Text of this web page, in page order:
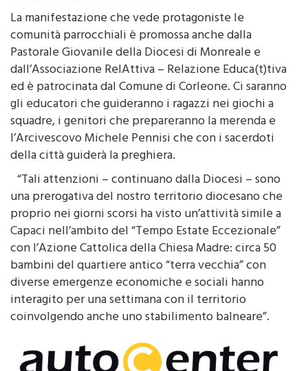
territorio: “insieme si può!”.
La manifestazione che vede protagoniste le
comunità parrocchiali è promossa anche dalla
Pastorale Giovanile della Diocesi di Monreale e
dall’Associazione RelAttiva – Relazione Educa(t)tiva
ed è patrocinata dal Comune di Corleone. Ci saranno
gli educatori che guideranno i ragazzi nei giochi a
squadre, i genitori che prepareranno la merenda e
l’Arcivescovo Michele Pennisi che con i sacerdoti
della città guiderà la preghiera.
“Tali attenzioni – continuano dalla Diocesi – sono
una prerogativa del nostro territorio diocesano che
proprio nei giorni scorsi ha visto un’attività simile a
Capaci nell’ambito del “Tempo Estate Eccezionale”
con l’Azione Cattolica della Chiesa Madre: circa 50
bambini del quartiere antico “terra vecchia” con
diverse emergenze economiche e sociali hanno
interagito per una settimana con il territorio
coinvolgendo anche uno stabilimento balneare”.